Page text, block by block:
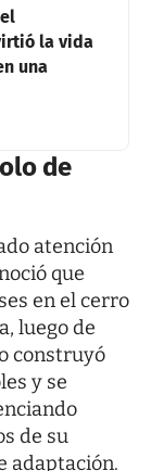
la vida
una
de
atención
que
en el cerro
luego de
construyó
y se
de su
adaptación.